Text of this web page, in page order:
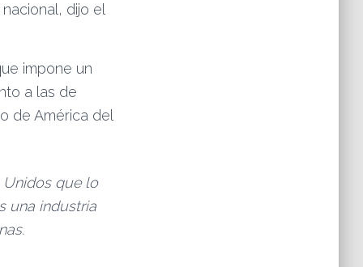
dijo el
impone un
a las de
de América del
que lo
una industria